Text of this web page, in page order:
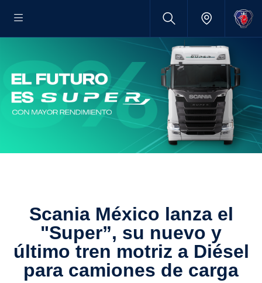
Scania México lanza el
"Super”, su nuevo y
último tren motriz a Diésel
para camiones de carga